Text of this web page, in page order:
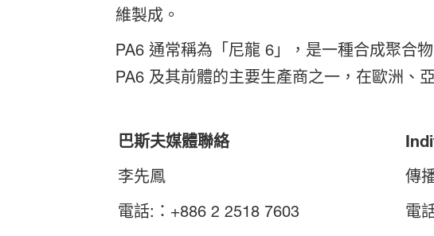
維製成。
PA6 通常稱為「尼龍 6」，是一種合成聚合
PA6 及其前體的主要生產商之一，在歐洲、
巴斯夫媒體聯絡
李先鳳
電話:：+886 2 2518 7603
傳
電